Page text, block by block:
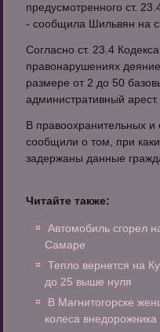
предусмотренного ст.
- сообщила Шильвян на
Согласно ст. 23.4
правонарушениях
размере от 2 до 50
административный арест.
В правоохранительных и
сообщили о том, при
задержаны данные
Читайте также:
Автомобиль сгорел
Самаре
Тепло вернется на
до 25 выше нуля
В Магнитогорске
колеса внедорожника